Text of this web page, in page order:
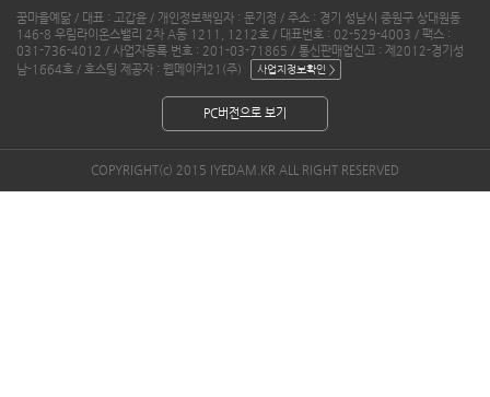
꿈마을예닮 / 대표 : 고갑윤 / 개인정보책임자 : 문기정 / 주소 : 경기 성남시 중원구 상대원동
146-8 우림라이온스밸리 2차 A동 1211, 1212호 / 대표번호 : 02-529-4003 / 팩스 :
031-736-4012 / 사업자등록 번호 : 201-03-71865 / 통신판매업신고 : 제2012-경기성
남-1664호 / 호스팅 제공자 : 웹메이커21(주)
PC버전으로 보기
COPYRIGHT(c) 2015 IYEDAM.KR ALL RIGHT RESERVED